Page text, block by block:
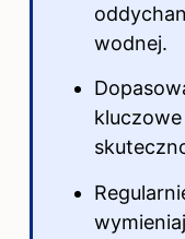
wodnej.